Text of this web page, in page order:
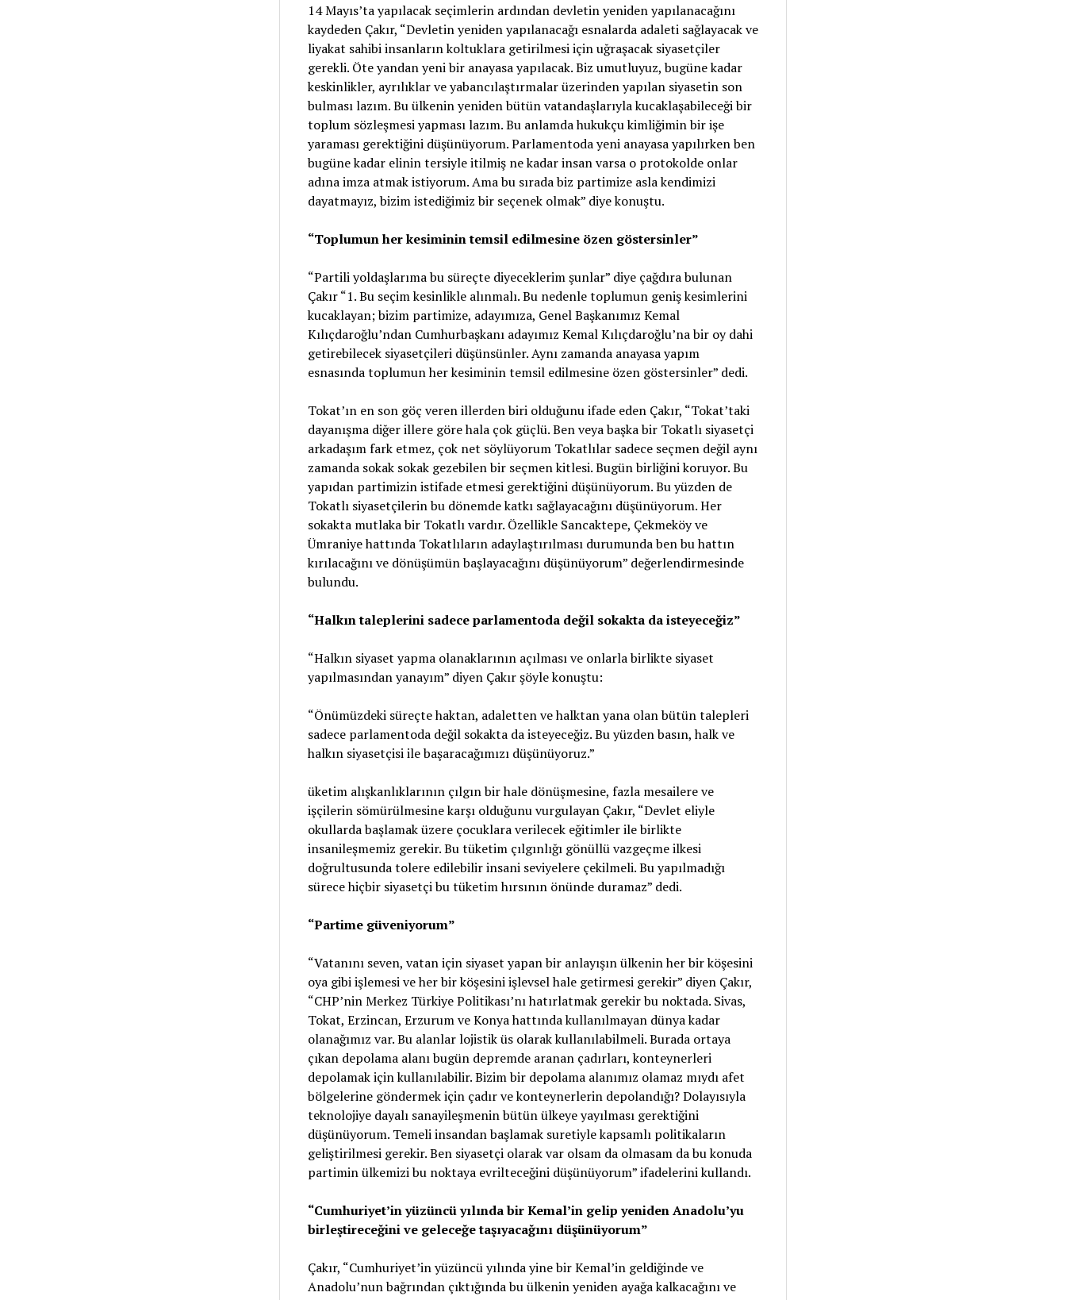
14 Mayıs’ta yapılacak seçimlerin ardından devletin yeniden yapılanacağını
kaydeden Çakır, “Devletin yeniden yapılanacağı esnalarda adaleti sağlayacak ve
liyakat sahibi insanların koltuklara getirilmesi için uğraşacak siyasetçiler
gerekli. Öte yandan yeni bir anayasa yapılacak. Biz umutluyuz, bugüne kadar
keskinlikler, ayrılıklar ve yabancılaştırmalar üzerinden yapılan siyasetin son
bulması lazım. Bu ülkenin yeniden bütün vatandaşlarıyla kucaklaşabileceği bir
toplum sözleşmesi yapması lazım. Bu anlamda hukukçu kimliğimin bir işe
yaraması gerektiğini düşünüyorum. Parlamentoda yeni anayasa yapılırken ben
bugüne kadar elinin tersiyle itilmiş ne kadar insan varsa o protokolde onlar
adına imza atmak istiyorum. Ama bu sırada biz partimize asla kendimizi
dayatmayız, bizim istediğimiz bir seçenek olmak” diye konuştu.
“Toplumun her kesiminin temsil edilmesine özen göstersinler”
“Partili yoldaşlarıma bu süreçte diyeceklerim şunlar” diye çağdıra bulunan
Çakır “1. Bu seçim kesinlikle alınmalı. Bu nedenle toplumun geniş kesimlerini
kucaklayan; bizim partimize, adayımıza, Genel Başkanımız Kemal
Kılıçdaroğlu’ndan Cumhurbaşkanı adayımız Kemal Kılıçdaroğlu’na bir oy dahi
getirebilecek siyasetçileri düşünsünler. Aynı zamanda anayasa yapım
esnasında toplumun her kesiminin temsil edilmesine özen göstersinler” dedi.
Tokat’ın en son göç veren illerden biri olduğunu ifade eden Çakır, “Tokat’taki
dayanışma diğer illere göre hala çok güçlü. Ben veya başka bir Tokatlı siyasetçi
arkadaşım fark etmez, çok net söylüyorum Tokatlılar sadece seçmen değil aynı
zamanda sokak sokak gezebilen bir seçmen kitlesi. Bugün birliğini koruyor. Bu
yapıdan partimizin istifade etmesi gerektiğini düşünüyorum. Bu yüzden de
Tokatlı siyasetçilerin bu dönemde katkı sağlayacağını düşünüyorum. Her
sokakta mutlaka bir Tokatlı vardır. Özellikle Sancaktepe, Çekmeköy ve
Ümraniye hattında Tokatlıların adaylaştırılması durumunda ben bu hattın
kırılacağını ve dönüşümün başlayacağını düşünüyorum” değerlendirmesinde
bulundu.
“Halkın taleplerini sadece parlamentoda değil sokakta da isteyeceğiz”
“Halkın siyaset yapma olanaklarının açılması ve onlarla birlikte siyaset
yapılmasından yanayım” diyen Çakır şöyle konuştu:
“Önümüzdeki süreçte haktan, adaletten ve halktan yana olan bütün talepleri
sadece parlamentoda değil sokakta da isteyeceğiz. Bu yüzden basın, halk ve
halkın siyasetçisi ile başaracağımızı düşünüyoruz.”
üketim alışkanlıklarının çılgın bir hale dönüşmesine, fazla mesailere ve
işçilerin sömürülmesine karşı olduğunu vurgulayan Çakır, “Devlet eliyle
okullarda başlamak üzere çocuklara verilecek eğitimler ile birlikte
insanileşmemiz gerekir. Bu tüketim çılgınlığı gönüllü vazgeçme ilkesi
doğrultusunda tolere edilebilir insani seviyelere çekilmeli. Bu yapılmadığı
sürece hiçbir siyasetçi bu tüketim hırsının önünde duramaz” dedi.
“Partime güveniyorum”
“Vatanını seven, vatan için siyaset yapan bir anlayışın ülkenin her bir köşesini
oya gibi işlemesi ve her bir köşesini işlevsel hale getirmesi gerekir” diyen Çakır,
“CHP’nin Merkez Türkiye Politikası’nı hatırlatmak gerekir bu noktada. Sivas,
Tokat, Erzincan, Erzurum ve Konya hattında kullanılmayan dünya kadar
olanağımız var. Bu alanlar lojistik üs olarak kullanılabilmeli. Burada ortaya
çıkan depolama alanı bugün depremde aranan çadırları, konteynerleri
depolamak için kullanılabilir. Bizim bir depolama alanımız olamaz mıydı afet
bölgelerine göndermek için çadır ve konteynerlerin depolandığı? Dolayısıyla
teknolojiye dayalı sanayileşmenin bütün ülkeye yayılması gerektiğini
düşünüyorum. Temeli insandan başlamak suretiyle kapsamlı politikaların
geliştirilmesi gerekir. Ben siyasetçi olarak var olsam da olmasam da bu konuda
partimin ülkemizi bu noktaya evrilteceğini düşünüyorum” ifadelerini kullandı.
“Cumhuriyet’in yüzüncü yılında bir Kemal’in gelip yeniden Anadolu’yu
birleştireceğini ve geleceğe taşıyacağını düşünüyorum”
Çakır, “Cumhuriyet’in yüzüncü yılında yine bir Kemal’in geldiğinde ve
Anadolu’nun bağrından çıktığında bu ülkenin yeniden ayağa kalkacağını ve